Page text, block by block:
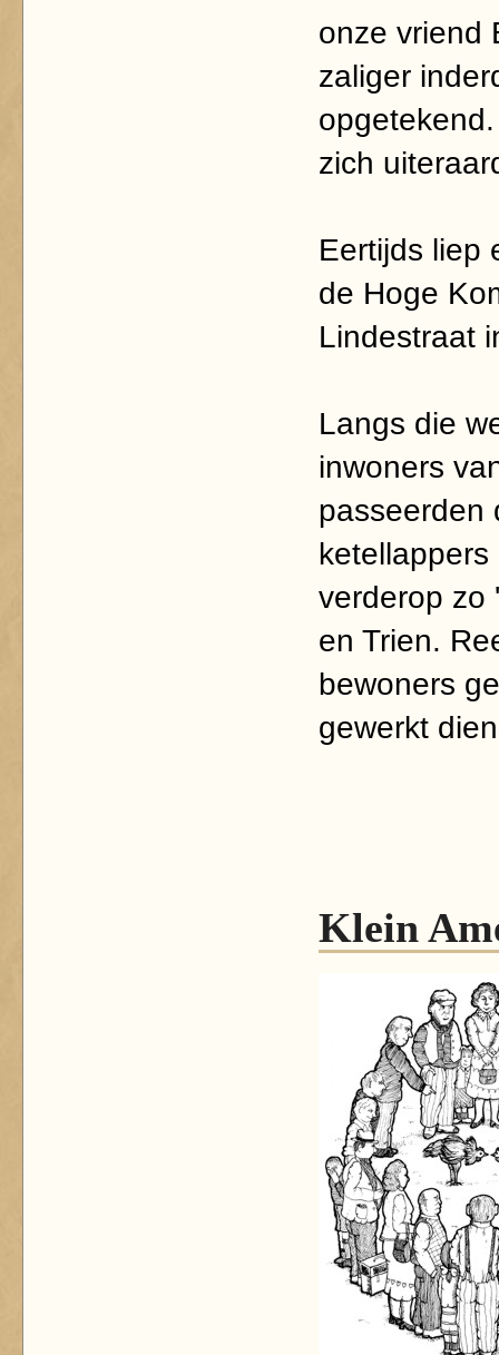
onze vriend
zaliger
zich
Eertijds liep
de Hoge
Lindestraat
Langs die
inwoners
passeerden
verderop zo
en Trien.
bewoners
gewerkt
Klein